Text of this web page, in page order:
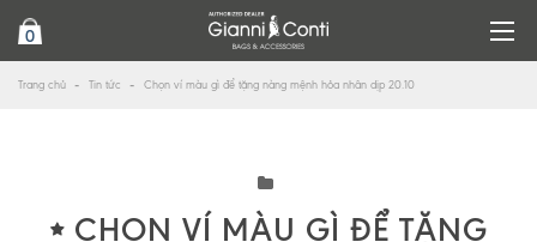
0
Trang chủ Tin tức Chọn ví màu gì để tặng nàng mệnh hỏa nhân dịp 20.10
CHỌN VÍ MÀU GÌ ĐỂ TẶNG